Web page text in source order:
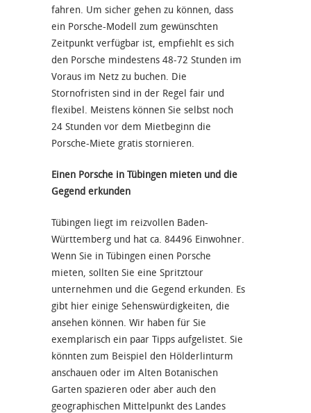
fahren. Um sicher gehen zu können, dass
ein Porsche-Modell zum gewünschten
Zeitpunkt verfügbar ist, empfiehlt es sich
den Porsche mindestens 48-72 Stunden im
Voraus im Netz zu buchen. Die
Stornofristen sind in der Regel fair und
flexibel. Meistens können Sie selbst noch
24 Stunden vor dem Mietbeginn die
Porsche-Miete gratis stornieren.
Einen Porsche in Tübingen mieten und die
Gegend erkunden
Tübingen liegt im reizvollen Baden-
Württemberg und hat ca. 84496 Einwohner.
Wenn Sie in Tübingen einen Porsche
mieten, sollten Sie eine Spritztour
unternehmen und die Gegend erkunden. Es
gibt hier einige Sehenswürdigkeiten, die
ansehen können. Wir haben für Sie
exemplarisch ein paar Tipps aufgelistet. Sie
könnten zum Beispiel den Hölderlinturm
anschauen oder im Alten Botanischen
Garten spazieren oder aber auch den
geographischen Mittelpunkt des Landes